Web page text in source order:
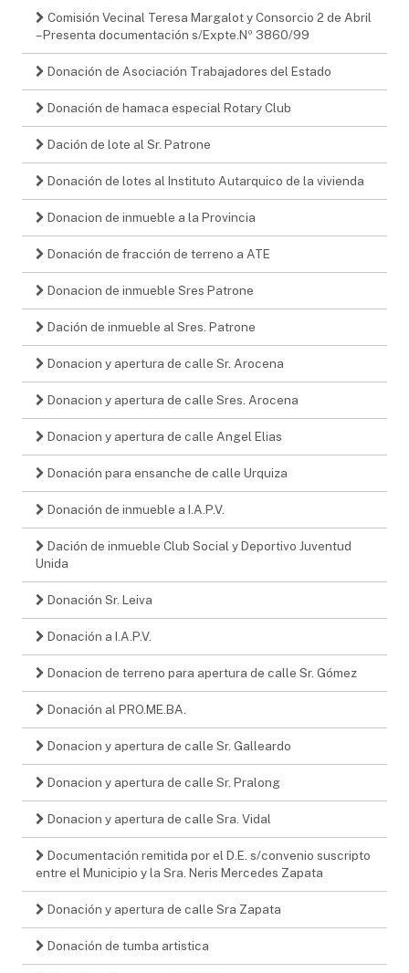
Comisión Vecinal Teresa Margalot y Consorcio 2 de Abril
– Presenta documentación s/Expte.Nº 3860/99
Donación de Asociación Trabajadores del Estado
Donación de hamaca especial Rotary Club
Dación de lote al Sr. Patrone
Donación de lotes al Instituto Autarquico de la vivienda
Donacion de inmueble a la Provincia
Donación de fracción de terreno a ATE
Donacion de inmueble Sres Patrone
Dación de inmueble al Sres. Patrone
Donacion y apertura de calle Sr. Arocena
Donacion y apertura de calle Sres. Arocena
Donacion y apertura de calle Angel Elias
Donación para ensanche de calle Urquiza
Donación de inmueble a I.A.P.V.
Dación de inmueble Club Social y Deportivo Juventud
Unida
Donación Sr. Leiva
Donación a I.A.P.V.
Donacion de terreno para apertura de calle Sr. Gómez
Donación al PRO.ME.BA.
Donacion y apertura de calle Sr. Galleardo
Donacion y apertura de calle Sr. Pralong
Donacion y apertura de calle Sra. Vidal
Documentación remitida por el D.E. s/convenio suscripto
entre el Municipio y la Sra. Neris Mercedes Zapata
Donación y apertura de calle Sra Zapata
Donación de tumba artistica